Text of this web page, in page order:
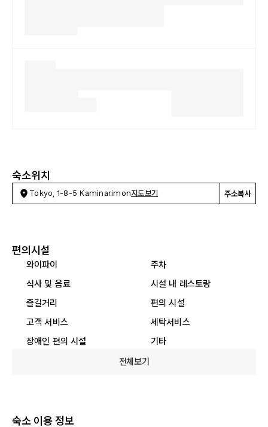
숙소위치
Tokyo, 1-8-5 Kaminarimon지도보기 주소복사
편의시설
와이파이
주차
식사 및 음료
시설 내 레스토랑
즐길거리
편의 시설
고객 서비스
세탁서비스
장애인 편의 시설
기타
전체보기
숙소 이용 정보